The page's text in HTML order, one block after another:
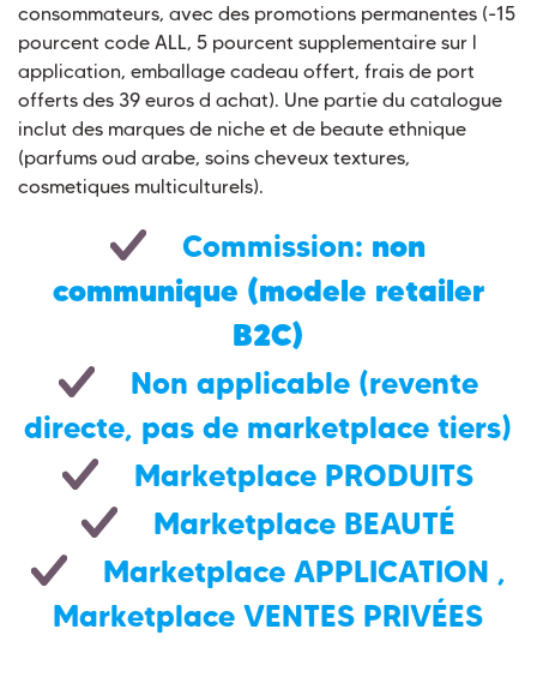
consommateurs, avec des promotions permanentes (-15
pourcent code ALL, 5 pourcent supplementaire sur l
application, emballage cadeau offert, frais de port
offerts des 39 euros d achat). Une partie du catalogue
inclut des marques de niche et de beaute ethnique
(parfums oud arabe, soins cheveux textures,
cosmetiques multiculturels).
Commission: non
communique (modele retailer
B2C)
Non applicable (revente
directe, pas de marketplace tiers)
Marketplace PRODUITS
Marketplace BEAUTÉ
Marketplace APPLICATION ,
Marketplace VENTES PRIVÉES